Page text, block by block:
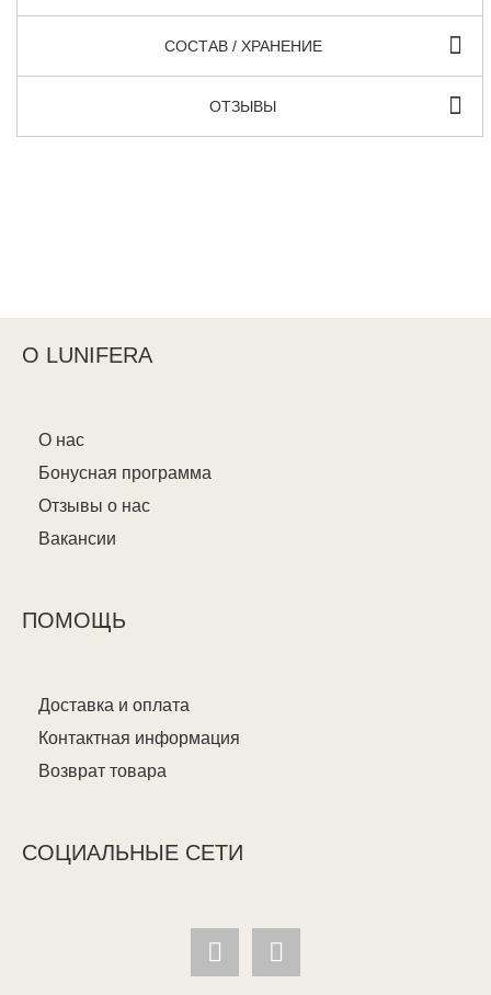
СОСТАВ / ХРАНЕНИЕ
ОТЗЫВЫ
О LUNIFERA
О нас
Бонусная программа
Отзывы о нас
Вакансии
ПОМОЩЬ
Доставка и оплата
Контактная информация
Возврат товара
СОЦИАЛЬНЫЕ СЕТИ